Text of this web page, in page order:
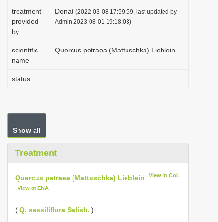
n
treatment
provided
by
Donat (2022-03-08 17:59:59, last updated by
Admin 2023-08-01 19:18:03)
scientific
name
Quercus petraea (Mattuschka) Lieblein
status
Show all
Treatment
Quercus petraea (Mattuschka) Lieblein View in CoL
View at ENA
( Q. sessiliflora Salisb. )